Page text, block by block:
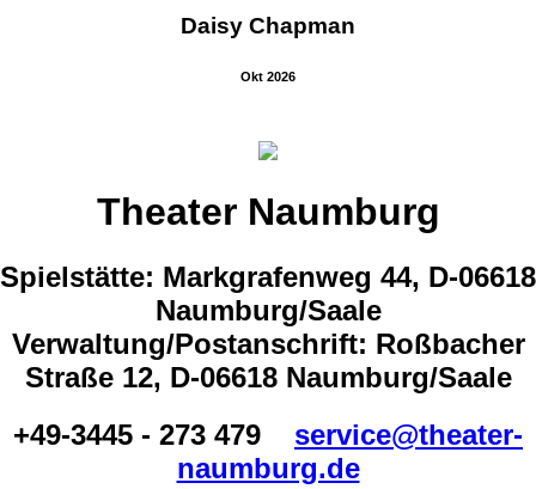
Daisy Chapman
Okt 2026
Theater Naumburg
Spielstätte: Markgrafenweg 44, D-06618
Naumburg/Saale
Verwaltung/Postanschrift: Roßbacher
Straße 12, D-06618 Naumburg/Saale
+49-3445 - 273 479
service@theater-
naumburg.de